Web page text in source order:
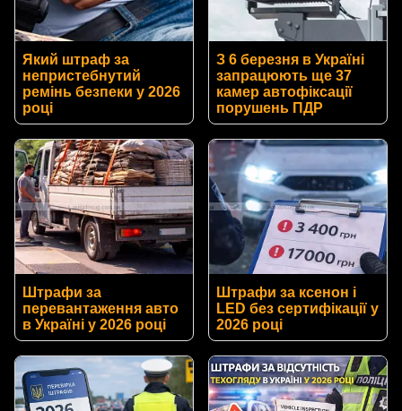
Який штраф за
непристебнутий
ремінь безпеки у 2026
році
З 6 березня в Україні
запрацюють ще 37
камер автофіксації
порушень ПДР
Штрафи за
перевантаження авто
в Україні у 2026 році
Штрафи за ксенон і
LED без сертифікації у
2026 році